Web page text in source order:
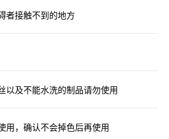
者接触不到的地方
以及不能水洗的制品请勿使用
用，确认不会掉色后再使用